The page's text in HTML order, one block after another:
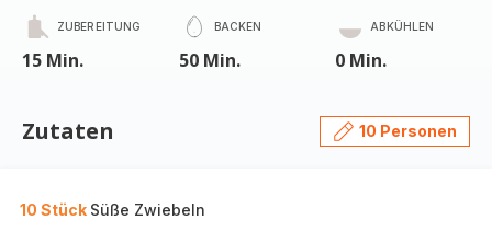
ZUBEREITUNG
15 Min.
BACKEN
50 Min.
ABKÜHLEN
0 Min.
Zutaten 10 Personen
10 Stück Süße Zwiebeln